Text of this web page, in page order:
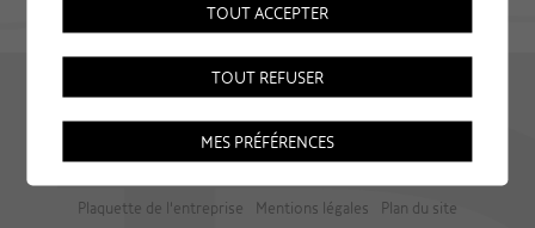
Plaquette de l'entreprise Mentions légales Plan du site
TOUT ACCEPTER
TOUT REFUSER
MES PRÉFÉRENCES